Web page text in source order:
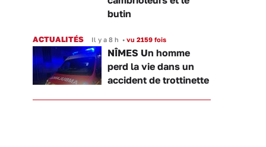
butin
ACTUALITÉS Il y a 8 h • vu 2159 fois
NÎMES Un homme
perd la vie dans un
accident de trottinette